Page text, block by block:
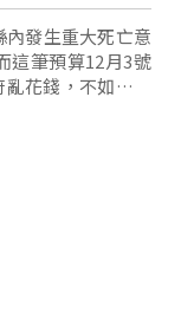
發生重大死亡意
這筆預算12月3號
花錢，不如用來